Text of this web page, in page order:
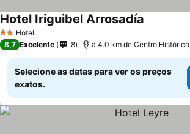
2 Estrelas
Hotel
Hotel Iriguibel Arrosadía
8,7 Excelente 8 a 4.0 km de Centro Histórico
Selecione as datas para ver os preços
exatos.